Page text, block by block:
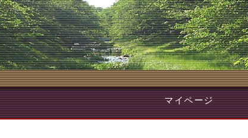
マイページ